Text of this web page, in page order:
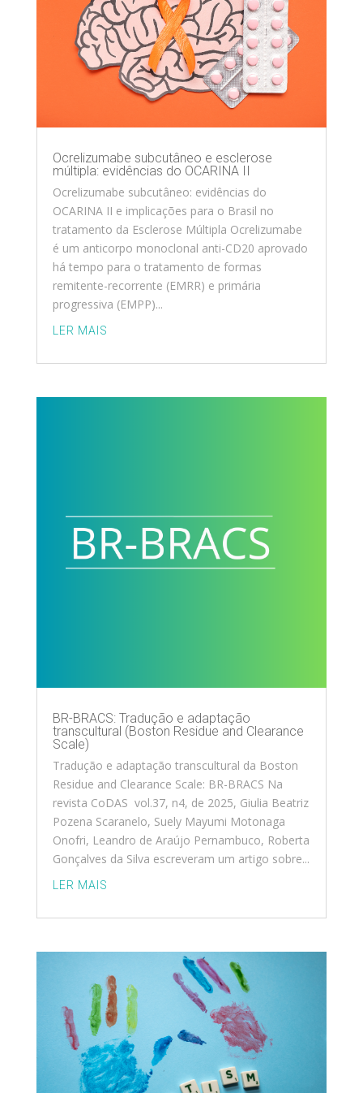
Ocrelizumabe subcutâneo e esclerose
múltipla: evidências do OCARINA II
Ocrelizumabe subcutâneo: evidências do
OCARINA II e implicações para o Brasil no
tratamento da Esclerose Múltipla Ocrelizumabe
é um anticorpo monoclonal anti-CD20 aprovado
há tempo para o tratamento de formas
remitente-recorrente (EMRR) e primária
progressiva (EMPP)...
LER MAIS
BR-BRACS: Tradução e adaptação
transcultural (Boston Residue and Clearance
Scale)
Tradução e adaptação transcultural da Boston
Residue and Clearance Scale: BR-BRACS Na
revista CoDAS vol.37, n4, de 2025, Giulia Beatriz
Pozena Scaranelo, Suely Mayumi Motonaga
Onofri, Leandro de Araújo Pernambuco, Roberta
Gonçalves da Silva escreveram um artigo sobre...
LER MAIS